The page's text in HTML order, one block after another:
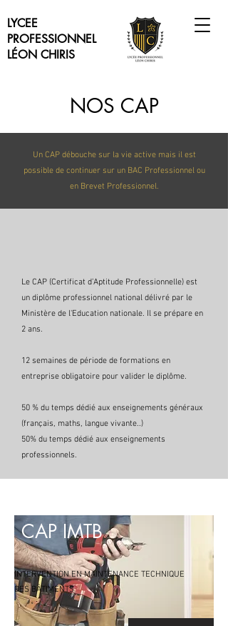
LYCEE
PROFESSIONNEL
LÉON CHIRIS
NOS CAP
Un CAP débouche sur la vie active mais il est
possible de continuer sur un BAC Professionnel ou
en Brevet Professionnel.
Le CAP (Certificat d’Aptitude Professionnelle) est
un diplôme professionnel national délivré par le
Ministère de l'Education nationale. Il se prépare en
2 ans.
12 semaines de période de formations en
entreprise obligatoire pour valider le diplôme.
50 % du temps dédié aux enseignements généraux
(français, maths, langue vivante..)
50% du temps dédié aux enseignements
professionnels.
INTERVENTION EN MAINTENANCE TECHNIQUE
DES BÂTIMENTS
CAP IMTB